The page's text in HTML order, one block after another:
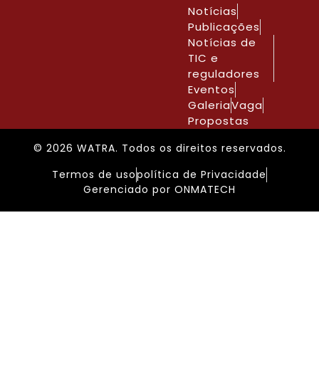
Notícias
Publicações
Notícias de
TIC e
reguladores
Eventos
GaleriaVaga
Propostas
© 2026 WATRA. Todos os direitos reservados.
Termos de usopolítica de Privacidade
Gerenciado por ONMATECH